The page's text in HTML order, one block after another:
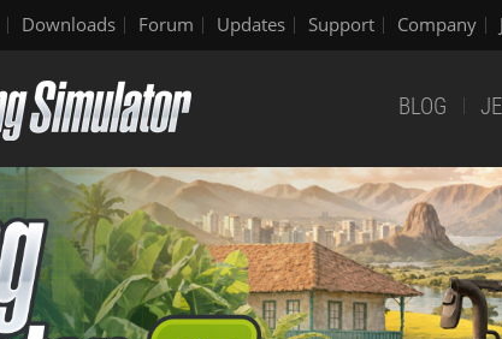
Downloads Forum Updates Support Company
BLOG